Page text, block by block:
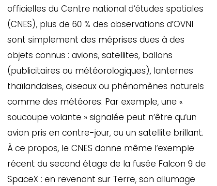
officielles du Centre national d’études spatiales
(CNES), plus de 60 % des observations d’OVNI
sont simplement des méprises dues à des
objets connus : avions, satellites, ballons
(publicitaires ou météorologiques), lanternes
thaïlandaises, oiseaux ou phénomènes naturels
comme des météores. Par exemple, une «
soucoupe volante » signalée peut n’être qu’un
avion pris en contre-jour, ou un satellite brillant.
À ce propos, le CNES donne même l’exemple
récent du second étage de la fusée Falcon 9 de
SpaceX : en revenant sur Terre, son allumage